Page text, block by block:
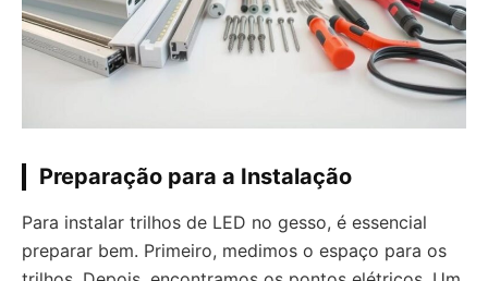
Preparação para a Instalação
Para instalar trilhos de LED no gesso, é essencial
preparar bem. Primeiro, medimos o espaço para os